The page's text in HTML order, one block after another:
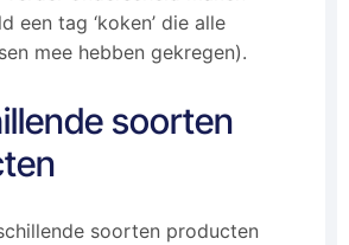
een tag ‘koken’ die alle
mee hebben gekregen).
soorten
soorten producten